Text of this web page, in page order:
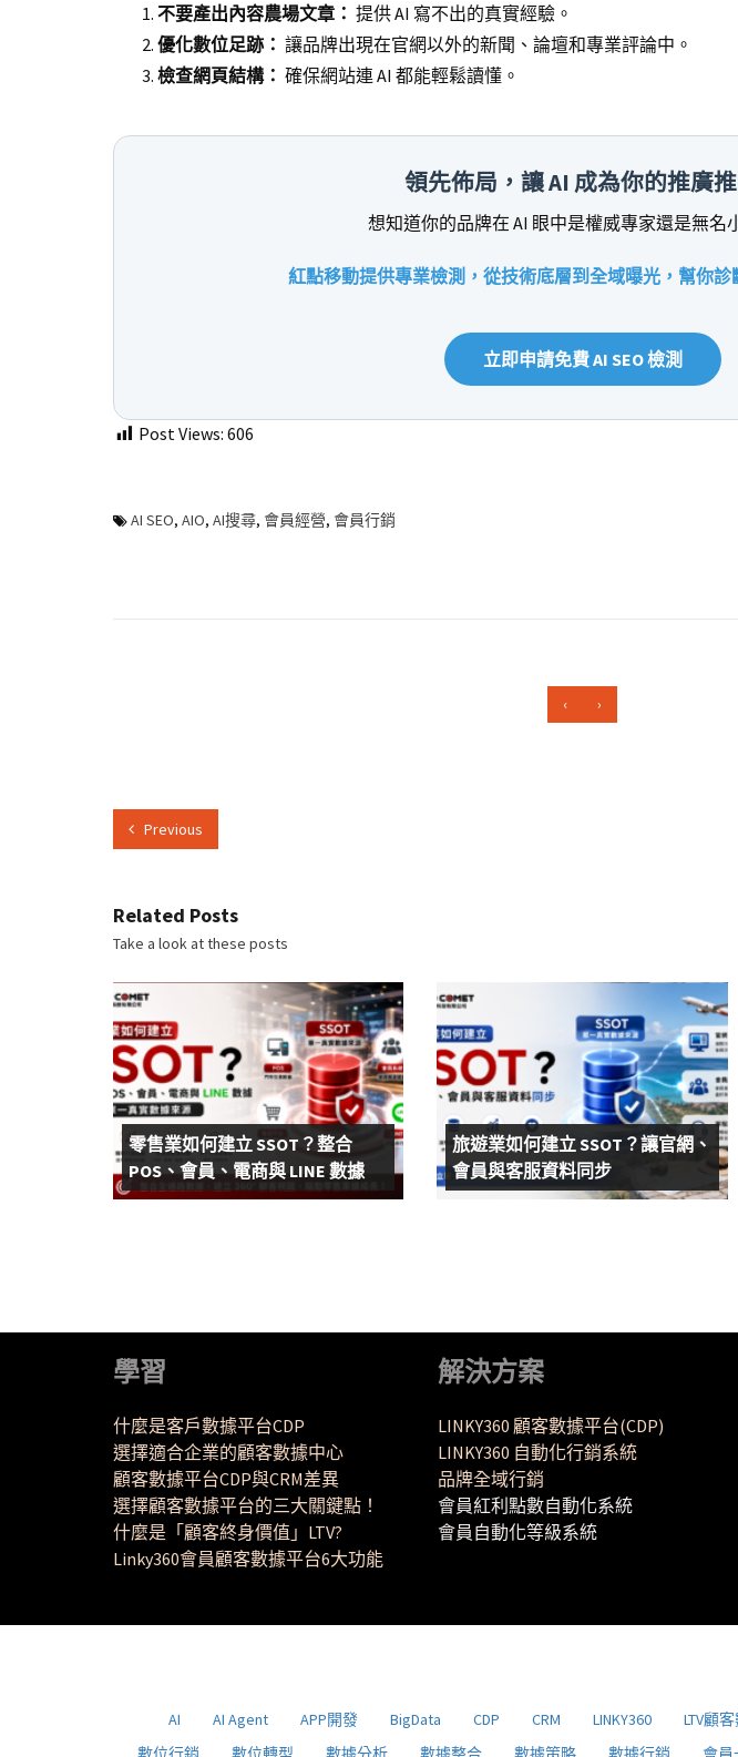
不要產出內容農場文章： 提供 AI 寫不出的真實經驗。
優化數位足跡： 讓品牌出現在官網以外的新聞、論壇和專業評論中。
檢查網頁結構： 確保網站連 AI 都能輕鬆讀懂。
領先佈局，讓 AI 成為你的推廣
想知道你的品牌在 AI 眼中是權威專家還是無名
紅點移動提供專業檢測，從技術底層到全域曝光，幫你診
立即申請免費 AI SEO 檢測
Post Views: 606
AI SEO, AIO, AI搜尋, 會員經營, 會員行銷
‹ ›
Previous
Related Posts
Take a look at these posts
零售業如何建立 SSOT？整合
POS、會員、電商與 LINE 數據
旅遊業如何建立 SSOT？讓官網、
會員與客服資料同步
學習
什麼是客戶數據平台CDP
選擇適合企業的顧客數據中心
顧客數據平台CDP與CRM差異
選擇顧客數據平台的三大關鍵點！
什麼是「顧客終身價值」LTV?
Linky360會員顧客數據平台6大功能
解決方案
LINKY360 顧客數據平台(CDP)
LINKY360 自動化行銷系統
品牌全域行銷
會員紅利點數自動化系統
會員自動化等級系統
AI AI Agent APP開發 BigData CDP CRM LINKY360 LTV顧